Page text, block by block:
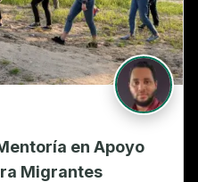
en Apoyo
Migrantes